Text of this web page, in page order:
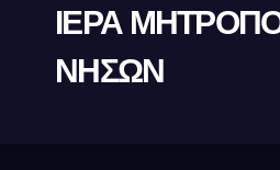
ΙΕΡΑ
ΝΗΣΩΝ